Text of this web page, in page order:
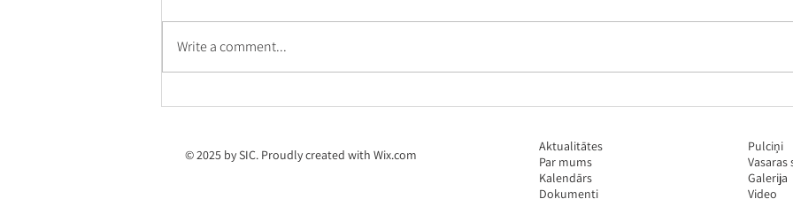
Write a comment...
© 2025 by SIC. Proudly created with Wix.com
Aktualitātes
Par mums
Kalendārs
Dokumenti
Pulciņi
Vasaras
Galerija
Video